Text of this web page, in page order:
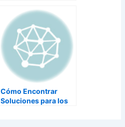
Cómo Encontrar
Soluciones para los